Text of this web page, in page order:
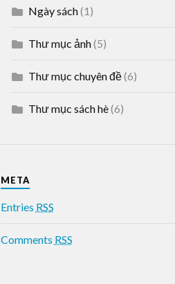
Ngày sách(1)
Thư mục ảnh(5)
Thư mục chuyên đề(6)
Thư mục sách hè(6)
META
Entries RSS
Comments RSS